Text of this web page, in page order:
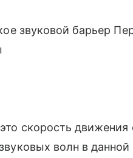
звуковой барьер
скорость
волн в данной